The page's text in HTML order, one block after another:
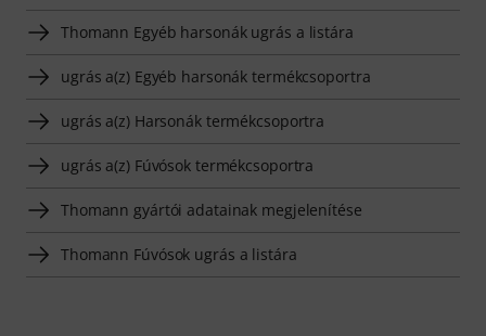
Thomann Egyéb harsonák ugrás a listára
ugrás a(z) Egyéb harsonák termékcsoportra
ugrás a(z) Harsonák termékcsoportra
ugrás a(z) Fúvósok termékcsoportra
Thomann gyártói adatainak megjelenítése
Thomann Fúvósok ugrás a listára